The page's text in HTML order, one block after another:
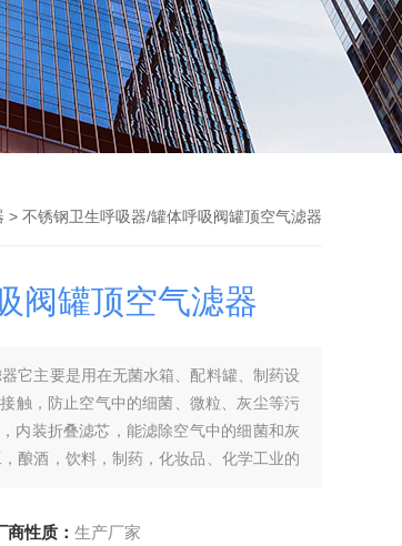
> 不锈钢卫生呼吸器/罐体呼吸阀罐顶空气滤器
阀罐顶空气滤器
它主要是用在无菌水箱、配料罐、制药设
触，防止空气中的细菌、微粒、灰尘等污
内装折叠滤芯，能滤除空气中的细菌和灰
酿酒，饮料，制药，化妆品、化学工业的
商性质： 生产厂家